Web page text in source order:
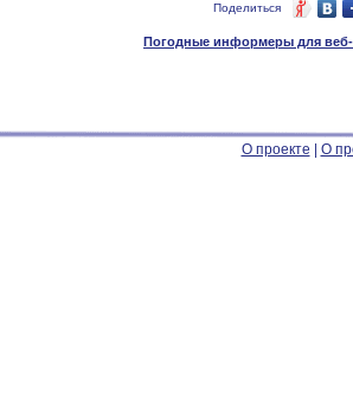
Поделиться
Погодные информеры для веб-
О проекте О